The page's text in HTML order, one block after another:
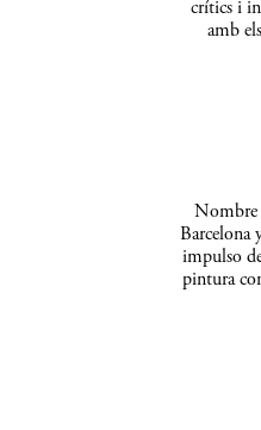
crítics i
amb
Nombre
Barcelona
impulso
pintura